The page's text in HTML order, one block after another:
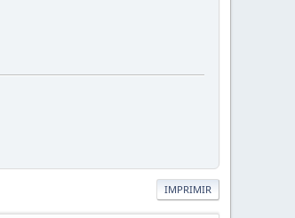
IMPRIMIR